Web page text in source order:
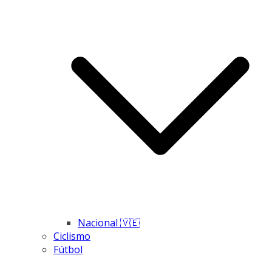
Nacional 🇻🇪
Ciclismo
Fútbol